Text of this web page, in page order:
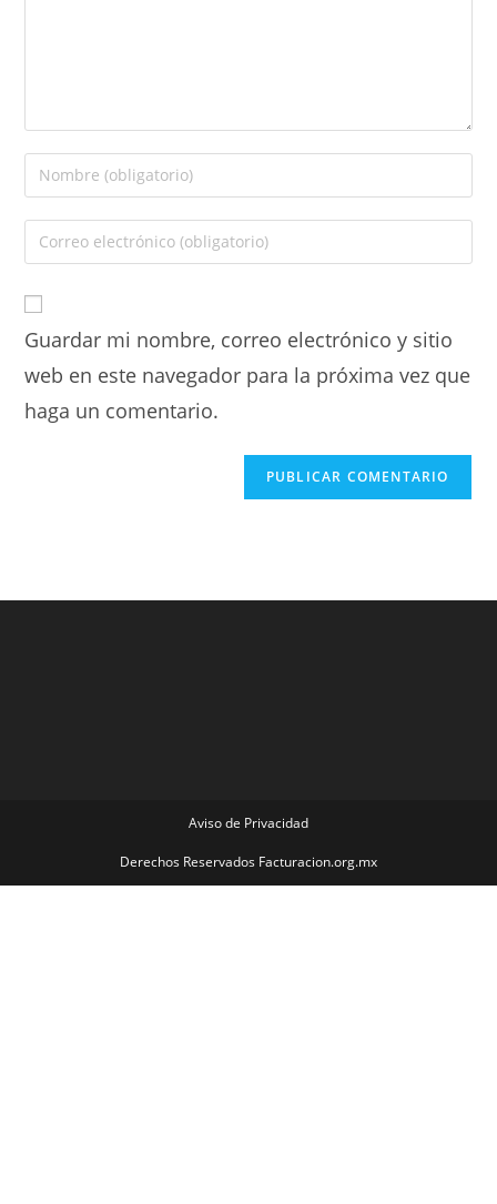
Guardar mi nombre, correo electrónico y sitio
web en este navegador para la próxima vez que
haga un comentario.
Aviso de Privacidad
Derechos Reservados Facturacion.org.mx